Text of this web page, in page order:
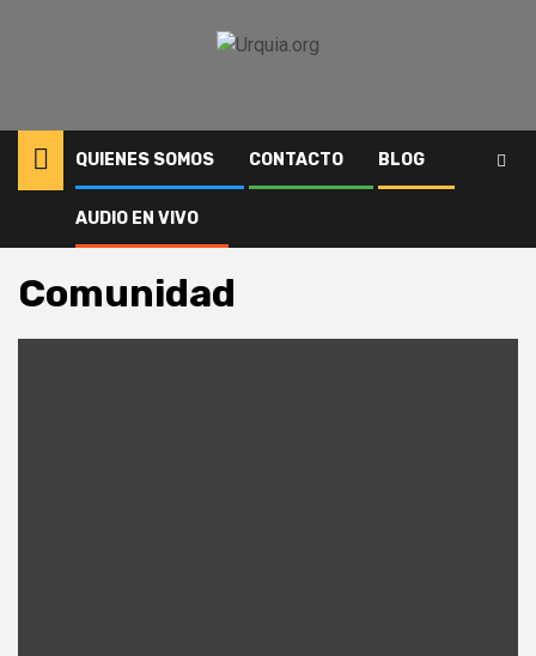
QUIENES SOMOS CONTACTO BLOG
AUDIO EN VIVO
Comunidad Página 2
Comunidad